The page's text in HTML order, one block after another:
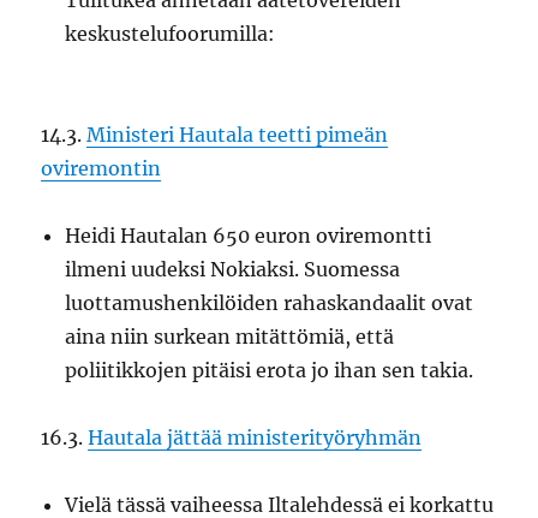
keskustelufoorumilla:
14.3.Ministeri Hautala teetti pimeän
oviremontin
Heidi Hautalan 650 euron oviremontti
ilmeni uudeksi Nokiaksi. Suomessa
luottamushenkilöiden rahaskandaalit ovat
aina niin surkean mitättömiä, että
poliitikkojen pitäisi erota jo ihan sen takia.
16.3.Hautala jättää ministerityöryhmän
Vielä tässä vaiheessa Iltalehdessä ei korkattu